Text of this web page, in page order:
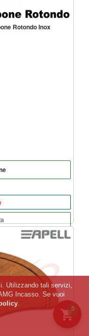
0
Rotondo Inox
Utilizzando tali servizi,
Incasso. Se vuoi
.